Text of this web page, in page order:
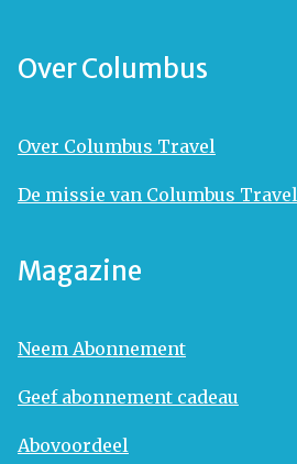
Over Columbus
Over Columbus Travel
De missie van Columbus Travel
Magazine
Neem Abonnement
Geef abonnement cadeau
Abovoordeel